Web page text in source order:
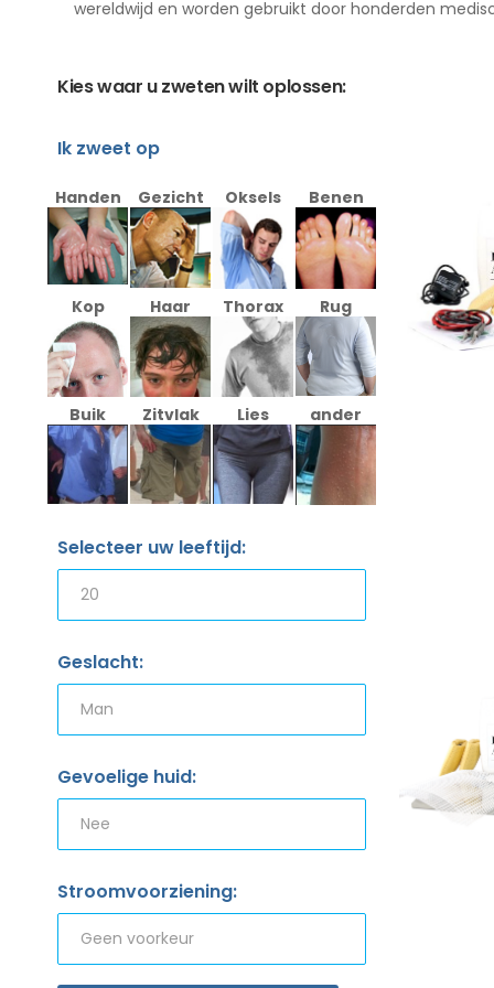
wereldwijd en worden gebruikt door honderden
Kies waar u zweten wilt oplossen:
Ik zweet op
Handen Gezicht Oksels Benen
Kop Haar Thorax Rug
Buik Zitvlak Lies ander
Selecteer uw leeftijd:
Geslacht:
Gevoelige huid:
Stroomvoorziening: